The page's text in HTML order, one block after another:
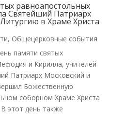
равноапостольных
Святейший Патриарх
в Храме Христа
, Общецерковные события
памяти святых
и Кирилла, учителей
Патриарх Московский и
Божественную
соборном Храме Христа
этот день также